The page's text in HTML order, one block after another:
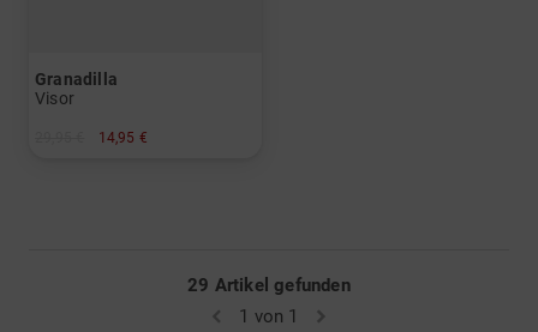
Granadilla
Visor
14,95 €
29 Artikel gefunden
1 von 1